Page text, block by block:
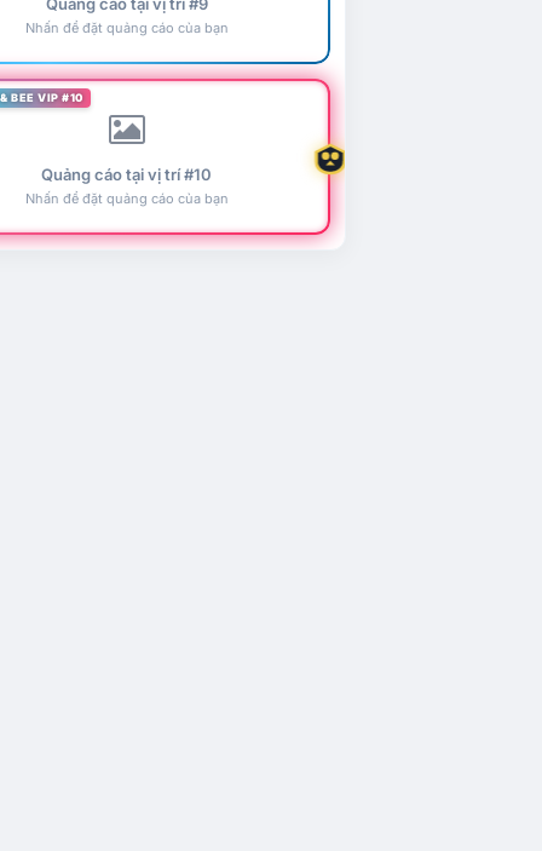
Nhấn để đặt quảng cáo của bạn
BEE VIP #10
Quảng cáo tại vị trí #10
Nhấn để đặt quảng cáo của bạn